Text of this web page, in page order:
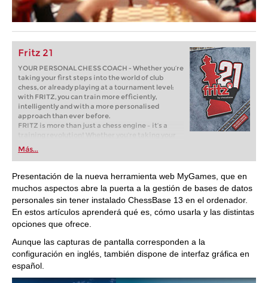
Fritz 21
YOUR PERSONAL CHESS COACH - Whether you’re
taking your first steps into the world of club
chess, or already playing at a tournament level:
with FRITZ, you can train more efficiently,
intelligently and with a more personalised
approach than ever before.
FRITZ is more than just a chess engine – it’s a
training revolution! Whether you’re taking your
first steps into the world of club chess, or already
playing at a tournament level: with FRITZ, you can
train more efficiently, intelligently and with a
more personalised approach than ever before.
Más...
Presentación de la nueva herramienta web MyGames, que en
muchos aspectos abre la puerta a la gestión de bases de datos
personales sin tener instalado ChessBase 13 en el ordenador.
En estos artículos aprenderá qué es, cómo usarla y las distintas
opciones que ofrece.
Aunque las capturas de pantalla corresponden a la
configuración en inglés, también dispone de interfaz gráfica en
español.